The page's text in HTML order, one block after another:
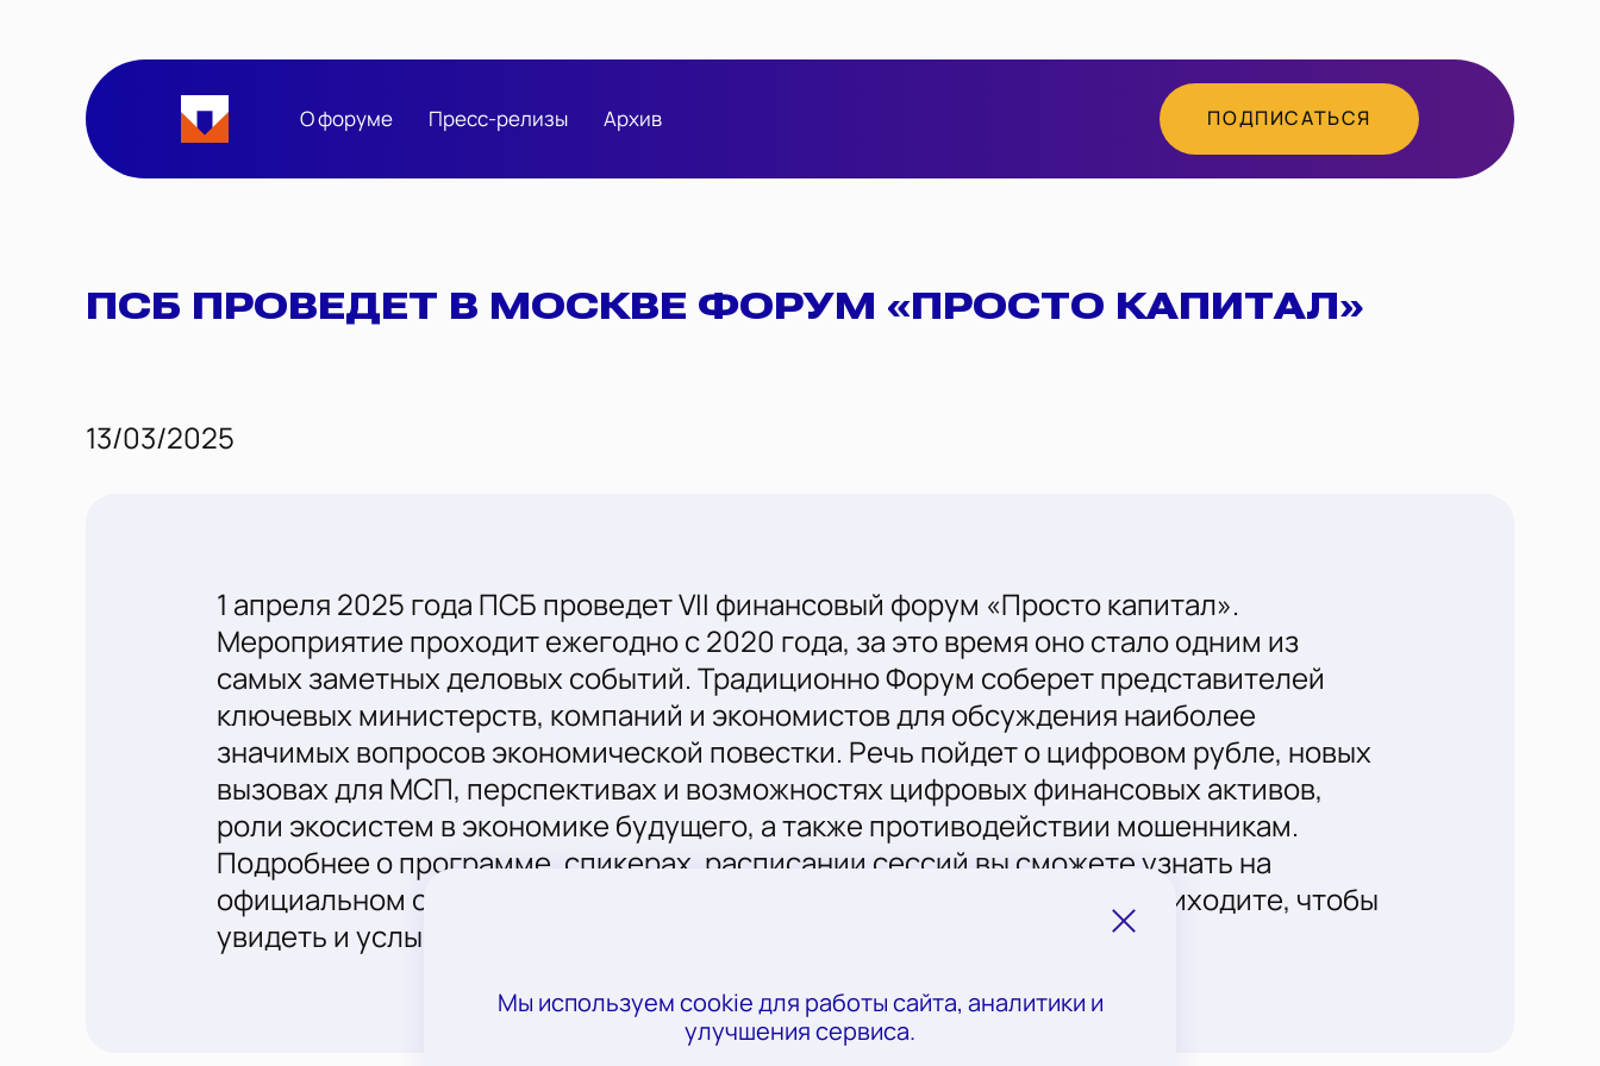
О форуме Пресс-релизы Архив ПОДПИСАТЬСЯ
ПСБ ПРОВЕДЕТ В МОСКВЕ ФОРУМ «ПРОСТО КАПИТАЛ»
13/03/2025
1 апреля 2025 года ПСБ проведет VII финансовый форум «Просто капитал».
Мероприятие проходит ежегодно с 2020 года, за это время оно стало одним из
самых заметных деловых событий. Традиционно Форум соберет представителей
ключевых министерств, компаний и экономистов для обсуждения наиболее
значимых вопросов экономической повестки. Речь пойдет о цифровом рубле, новых
вызовах для МСП, перспективах и возможностях цифровых финансовых активов,
роли экосистем в экономике будущего, а также противодействии мошенникам.
Подробнее о программе, спикерах, расписании сессий вы сможете узнать на
официальном сайте Форума простокапитал.рф. Регистрируйтесь и приходите, чтобы
увидеть и услышать все самое главное первым!
Мы используем cookie для работы сайта, аналитики и
улучшения сервиса.